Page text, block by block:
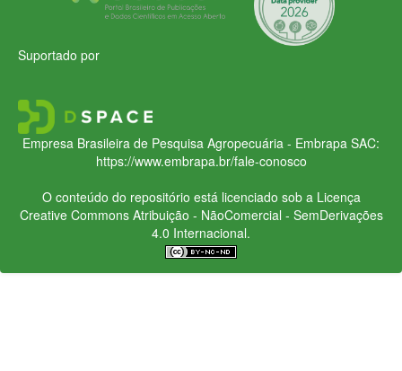
Suportado por
Empresa Brasileira de Pesquisa Agropecuária - Embrapa SAC:
https://www.embrapa.br/fale-conosco
O conteúdo do repositório está licenciado sob a Licença
Creative CommonsAtribuição - NãoComercial - SemDerivações
4.0 Internacional.